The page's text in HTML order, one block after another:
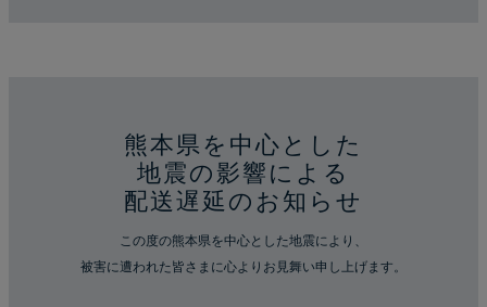
熊本県を中心とした
地震の影響による
配送遅延のお知らせ
この度の熊本県を中心とした地震により、
被害に遭われた皆さまに心よりお見舞い申し上げます。